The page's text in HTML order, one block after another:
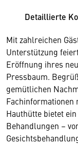
Detaillierte
Mit zahlreichen
Unterstützung
Eröffnung ihres
Pressbaum.
gemütlichen
Fachinformationen
Hauthütte bietet
Behandlungen –